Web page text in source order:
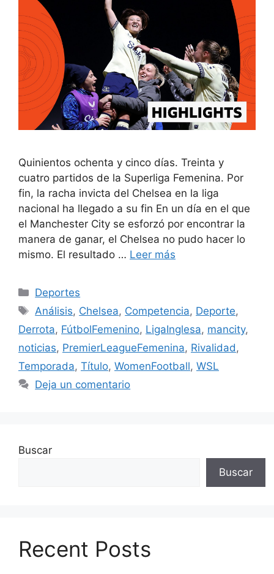
Quinientos ochenta y cinco días. Treinta y
cuatro partidos de la Superliga Femenina. Por
fin, la racha invicta del Chelsea en la liga
nacional ha llegado a su fin En un día en el que
el Manchester City se esforzó por encontrar la
manera de ganar, el Chelsea no pudo hacer lo
mismo. El resultado … Leer más
Categorías
Deportes
Etiquetas
Análisis, Chelsea, Competencia, Deporte,
Derrota, FútbolFemenino, LigaInglesa, mancity,
noticias, PremierLeagueFemenina, Rivalidad ,
Temporada, Título, WomenFootball, WSL
Deja un comentario
Buscar
Buscar
Recent Posts